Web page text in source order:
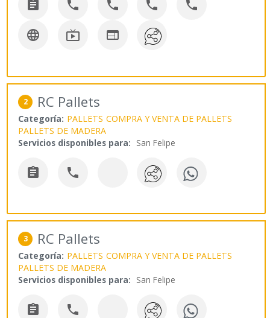
    
  
2 RC Pallets
Categoría: PALLETS COMPRA Y VENTA DE PALLETS
PALLETS DE MADERA
Servicios disponibles para: San Felipe
 
3 RC Pallets
Categoría: PALLETS COMPRA Y VENTA DE PALLETS
PALLETS DE MADERA
Servicios disponibles para: San Felipe
 